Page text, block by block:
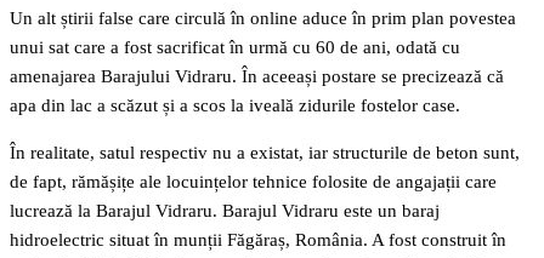
Un alt știrii false care circulă în online aduce în prim plan povestea
unui sat care a fost sacrificat în urmă cu 60 de ani, odată cu
amenajarea Barajului Vidraru. În aceeași postare se precizează că
apa din lac a scăzut și a scos la iveală zidurile fostelor case.
În realitate, satul respectiv nu a existat, iar structurile de beton sunt,
de fapt, rămășițe ale locuințelor tehnice folosite de angajații care
lucrează la Barajul Vidraru. Barajul Vidraru este un baraj
hidroelectric situat în munții Făgăraș, România. A fost construit în